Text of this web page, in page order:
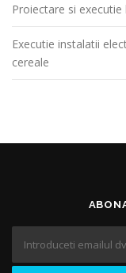
Proiectare si
Executie instalatii
cereale